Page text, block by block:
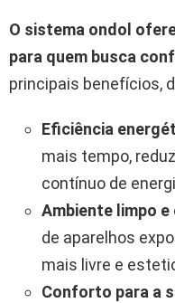
O sistema ondol
para quem busca
principais benefícios,
Eficiência
mais tempo,
contínuo de
Ambiente limpo
de aparelhos
mais livre e
Conforto para a